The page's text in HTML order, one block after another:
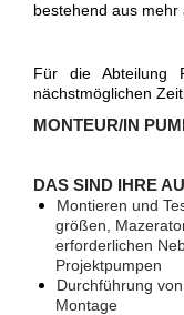
bestehend aus mehr
Für die Abteilung
nächstmöglichen
MONTEUR/IN
DAS SIND IHRE
Montieren und
größen,
erforderlichen
Projektpumpen
Durchführung
Montage